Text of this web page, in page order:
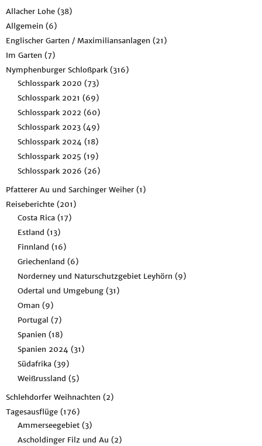
Allacher Lohe (38)
Allgemein (6)
Englischer Garten / Maximiliansanlagen (21)
Im Garten (7)
Nymphenburger Schloßpark (316)
Schlosspark 2020 (73)
Schlosspark 2021 (69)
Schlosspark 2022 (60)
Schlosspark 2023 (49)
Schlosspark 2024 (18)
Schlosspark 2025 (19)
Schlosspark 2026 (26)
Pfatterer Au und Sarchinger Weiher (1)
Reiseberichte (201)
Costa Rica (17)
Estland (13)
Finnland (16)
Griechenland (6)
Norderney und Naturschutzgebiet Leyhörn (9)
Odertal und Umgebung (31)
Oman (9)
Portugal (7)
Spanien (18)
Spanien 2024 (31)
Südafrika (39)
Weißrussland (5)
Schlehdorfer Weihnachten (2)
Tagesausflüge (176)
Ammerseegebiet (3)
Ascholdinger Filz und Au (2)